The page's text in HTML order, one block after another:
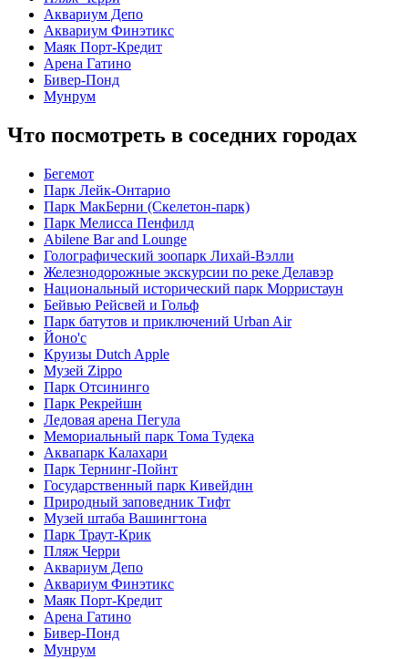
Аквариум Депо
Аквариум Финэтикс
Маяк Порт-Кредит
Арена Гатино
Бивер-Понд
Мунрум
Что посмотреть в соседних городах
Бегемот
Парк Лейк-Онтарио
Парк МакБерни (Скелетон-парк)
Парк Мелисса Пенфилд
Abilene Bar and Lounge
Голографический зоопарк Лихай-Вэлли
Железнодорожные экскурсии по реке Делавэр
Национальный исторический парк Морристаун
Бейвью Рейсвей и Гольф
Парк батутов и приключений Urban Air
Йоно'с
Круизы Dutch Apple
Музей Zippo
Парк Отсининго
Парк Рекрейшн
Ледовая арена Пегула
Мемориальный парк Тома Тудека
Аквапарк Калахари
Парк Тернинг-Пойнт
Государственный парк Кивейдин
Природный заповедник Тифт
Музей штаба Вашингтона
Парк Траут-Крик
Пляж Черри
Аквариум Депо
Аквариум Финэтикс
Маяк Порт-Кредит
Арена Гатино
Бивер-Понд
Мунрум